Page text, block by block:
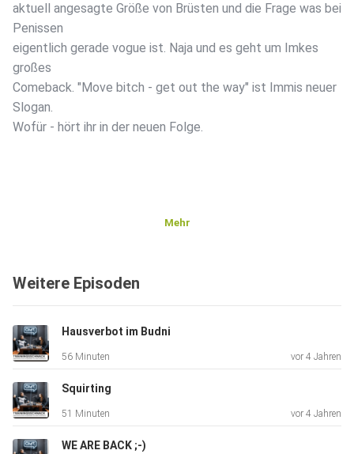
aktuell angesagte Größe von Brüsten und die Frage was bei
Penissen
eigentlich gerade vogue ist. Naja und es geht um Imkes
großes
Comeback. "Move bitch - get out the way" ist Immis neuer
Slogan.
Wofür - hört ihr in der neuen Folge.
Mehr
Weitere Episoden
Hausverbot im Budni
56 Minuten vor 4 Jahren
Squirting
51 Minuten vor 4 Jahren
WE ARE BACK ;-)